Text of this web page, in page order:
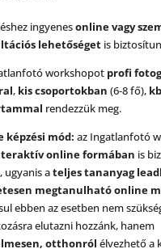
ingyenesonline vagy
lehetőségetis
workshopot profi
, kis csoportokban (6-8 fő),
rendezzük meg.
képzési mód: az Ingatlanfotó
online formában is
ugyanis ateljes tananyag
megtanulható online
ebben az esetben nem
elutazni hozzánk, hanem
otthonról élvezhető a